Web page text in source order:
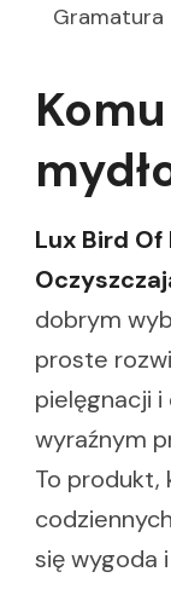
Gramatura
Lux Bird Of
dobrym
proste
pielęgnacji
wyraźnym
To produkt,
się wygoda